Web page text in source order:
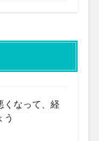
くなって、経
う